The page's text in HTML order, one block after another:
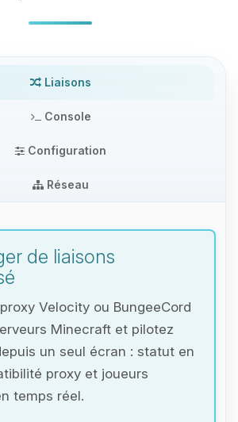
Liaisons
Console
Configuration
Réseau
de liaisons
Velocity ou BungeeCord
Minecraft et pilotez
un seul écran : statut en
proxy et joueurs
temps réel.
enfin quelqu’un pour me